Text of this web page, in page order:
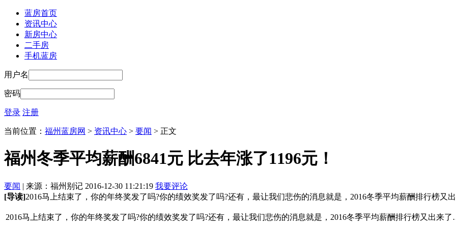
蓝房首页
资讯中心
新房中心
二手房
手机蓝房
用户名
密码
登录 注册
当前位置： 福州蓝房网 > 资讯中心 > 要闻 > 正文
福州冬季平均薪酬6841元 比去年涨了1196元！
要闻 | 来源：福州别记 2016-12-30 11:21:19 我要评论
[导读]2016马上结束了，你的年终奖发了吗?你的绩效奖发了吗?还有，最让我们悲伤的消息就是，2016冬季平均薪酬排行榜
2016马上结束了，你的年终奖发了吗?你的绩效奖发了吗?还有，最让我们悲伤的消息就是，2016冬季平均薪酬排行榜又出来